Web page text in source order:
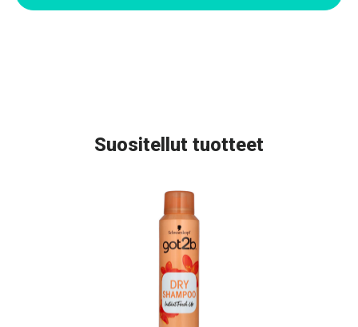
Suositellut tuotteet